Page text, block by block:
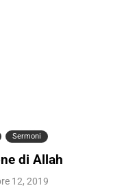
Sermoni
di Allah
12, 2019